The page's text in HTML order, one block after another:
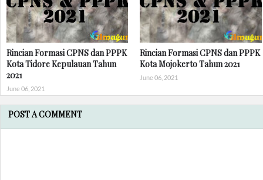
Rincian Formasi CPNS dan PPPK
Kota Tidore Kepulauan Tahun
2021
June 06, 2021
Rincian Formasi CPNS dan PPPK
Kota Mojokerto Tahun 2021
June 06, 2021
POST A COMMENT